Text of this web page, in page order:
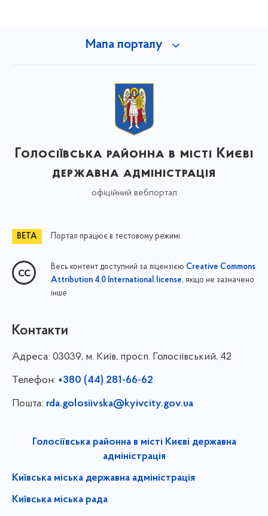
Мапа порталу
Голосіївська районна в місті Києві
державна адміністрація
офіційний вебпортал
Портал працює в тестовому режимі
Весь контент доступний за ліцензією Creative Commons
Attribution 4.0 International license, якщо не зазначено
інше
Контакти
Адреса: 03039, м. Київ, просп. Голосіївський, 42
Телефон: +380 (44) 281-66-62
Пошта: rda.golosiivska@kyivcity.gov.ua
Голосіївська районна в місті Києві державна
адміністрація
Київська міська державна адміністрація
Київська міська рада